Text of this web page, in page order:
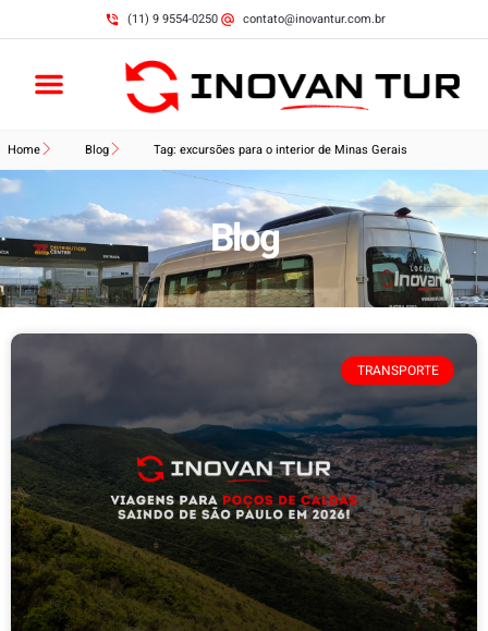
(11) 9 9554-0250 contato@inovantur.com.br
Home Blog Tag: excursões para o interior de Minas Gerais
Blog
TRANSPORTE